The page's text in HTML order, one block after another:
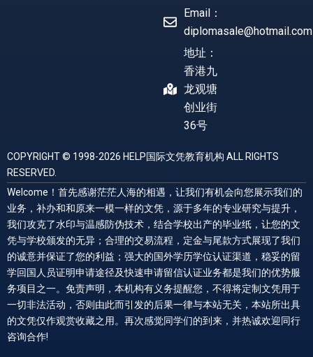
Email：
diplomasale@hotmail.com
地址：
香港九
龙观塘
创业街
36号
COPYRIGHT © 1998-2026 HELP国际文凭教育机构 ALL RIGHTS
RESERVED.
Welcome！首先感谢茫茫人海的相遇，让我们有机会向您展示我们的
业务，补办和和原来一模一样的文凭，源于多年的专业研究与提升，
我们攻克了水印与温感防伪技术，结合学校出产的毕业纸，让您的文
凭与学校颁发的无异；合理的交易流程，定金与尾款方式展现了我们
的诚意并保证了您的利益；强大的国外学历学位认证渠道，稳妥的留
学回国人员证明申请途径及快速申请留信认证业务都是我们的优势服
务项目之一。免责声明，本机构有义务提醒您，不得将定制文凭用于
一切非法活动，否则由此而引发的后果一律与本站无关，本站所出具
的文凭仅作观赏收藏之用。再次感觉同学们的到来，并热诚欢迎同行
咨询合作!